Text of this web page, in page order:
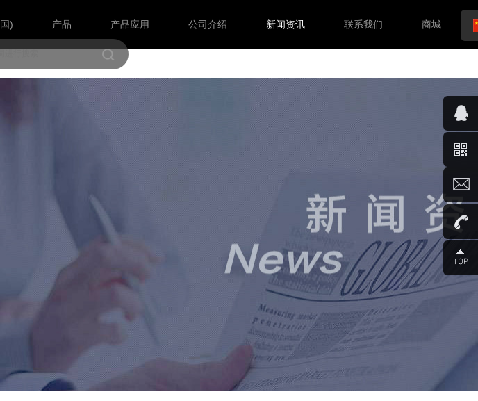
) 产品 产品应用 公司介绍 新闻资讯 联系我们 商城